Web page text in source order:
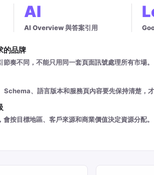
AI
AI Overview 與答案引用
的品牌
奏不同，不能只用同一套頁面訊號處理所有市場。
、語言版本和服務頁內容要先保持清楚，才
按目標地區、客戶來源和商業價值決定資源分配。